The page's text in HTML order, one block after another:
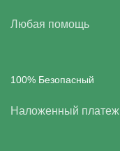
Любая помощь
100% Безопасный
Наложенный платеж